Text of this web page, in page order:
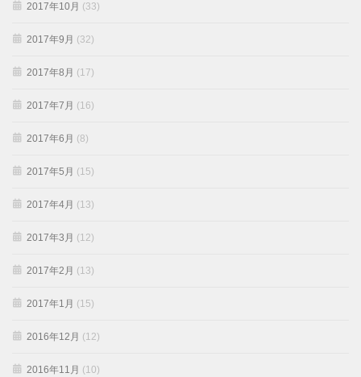
2017年10月 (33)
2017年9月 (32)
2017年8月 (17)
2017年7月 (16)
2017年6月 (8)
2017年5月 (15)
2017年4月 (13)
2017年3月 (12)
2017年2月 (13)
2017年1月 (15)
2016年12月 (12)
2016年11月 (10)